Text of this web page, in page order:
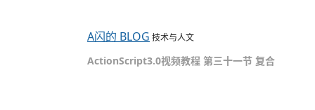
A闪的 BLOG 技术与人文
ActionScript3.0视频教程 第三十一节 复合